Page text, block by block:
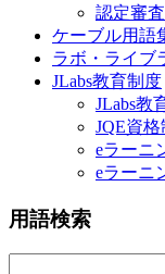
認定審
ケーブル用語
ラボ・ライブ
JLabs教育制度
JLabs教
JQE資
eラーニ
eラーニ
用語検索